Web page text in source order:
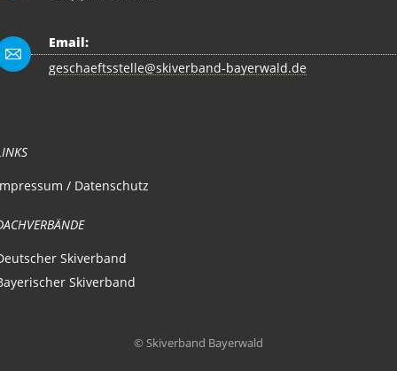
Email:
geschaeftsstelle@skiverband-bayerwald.de
/ Datenschutz
Skiverband
Skiverband
© Skiverband Bayerwald